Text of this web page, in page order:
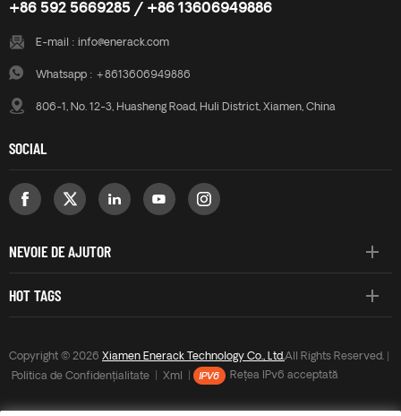
+86 592 5669285 / +86 13606949886
E-mail : info@enerack.com
Whatsapp : +8613606949886
806-1, No. 12-3, Huasheng Road, Huli District, Xiamen, China
SOCIAL
NEVOIE DE AJUTOR
HOT TAGS
Copyright © 2026 Xiamen Enerack Technology Co., Ltd.All Rights Reserved. |
Politica de Confidențialitate
Xml Rețea IPv6 acceptată